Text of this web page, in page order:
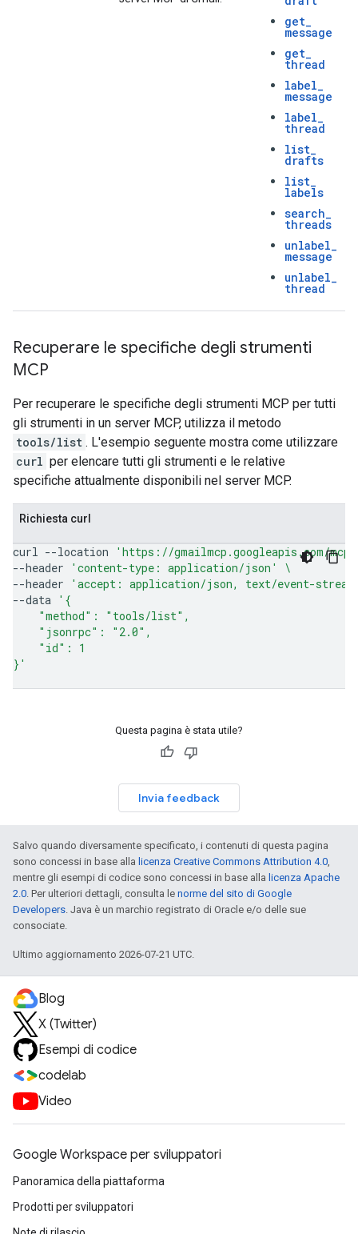
get_
message
get_
thread
label_
message
label_
thread
list_
drafts
list_
labels
search_
threads
unlabel_
message
unlabel_
thread
Recuperare le specifiche degli strumenti
MCP
Per recuperare le specifiche degli strumenti MCP per tutti
gli strumenti in un server MCP, utilizza il metodo
tools/list . L'esempio seguente mostra come utilizzare
curl per elencare tutti gli strumenti e le relative
specifiche attualmente disponibili nel server MCP.
Richiesta curl
curl --location
'https://gmailmcp.googleapis.com/
--header
'content-type: application/json'
\
--header
'accept: application/json, text/event-
--data '{
    "method": "tools/list",
    "jsonrpc": "2.0",
    "id": 1
}'
Questa pagina è stata utile?
Invia feedback
Salvo quando diversamente specificato, i contenuti di questa pagina
sono concessi in base alla licenza Creative Commons Attribution 4.0,
mentre gli esempi di codice sono concessi in base alla licenza Apache
2.0. Per ulteriori dettagli, consulta le norme del sito di Google
Developers. Java è un marchio registrato di Oracle e/o delle sue
consociate.
Ultimo aggiornamento 2026-07-21 UTC.
Blog
X (Twitter)
Esempi di codice
codelab
Video
Google Workspace per sviluppatori
Panoramica della piattaforma
Prodotti per sviluppatori